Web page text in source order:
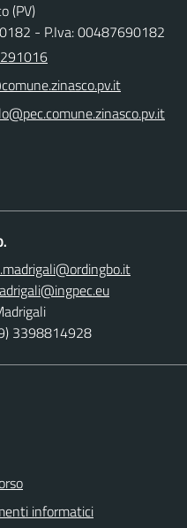
(PV)
- P.Iva: 00487690182
3398814928
informatici